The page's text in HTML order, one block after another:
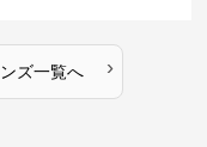
ズ一覧へ ›